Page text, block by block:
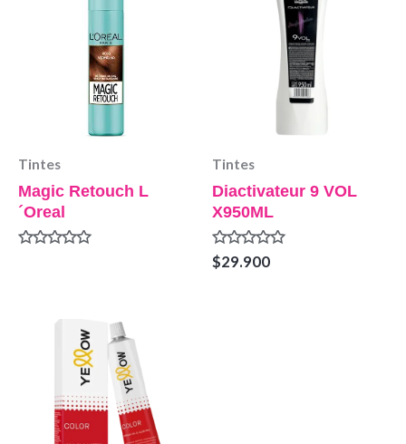
Tintes
Magic Retouch L
´Oreal
Tintes
Diactivateur 9 VOL
X950ML
Valorado
en
$29.900